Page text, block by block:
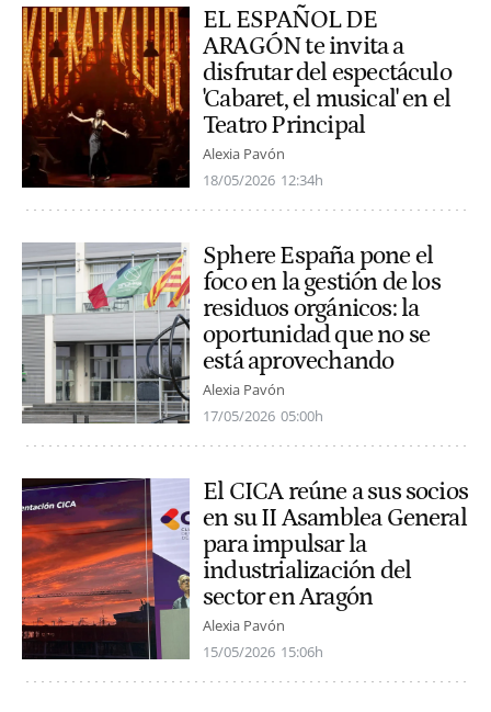
EL ESPAÑOL DE
ARAGÓN te invita a
disfrutar del espectáculo
'Cabaret, el musical' en el
Teatro Principal
Alexia Pavón
18/05/2026 12:34h
Sphere España pone el
foco en la gestión de los
residuos orgánicos: la
oportunidad que no se
está aprovechando
Alexia Pavón
17/05/2026 05:00h
El CICA reúne a sus socios
en su II Asamblea General
para impulsar la
industrialización del
sector en Aragón
Alexia Pavón
15/05/2026 15:06h